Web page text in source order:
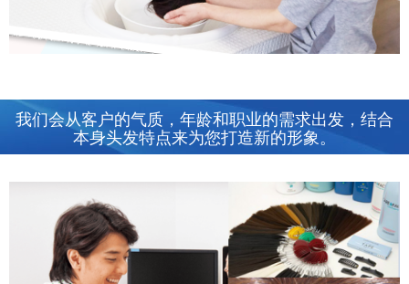
我们会从客户的气质，年龄和职业的需求出发，结合
本身头发特点来为您打造新的形象。